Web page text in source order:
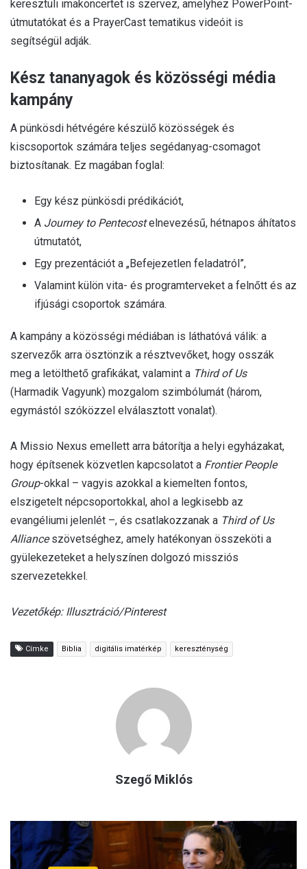
keresztüli imakoncertet is szervez, amelyhez PowerPoint-
útmutatókat és a PrayerCast tematikus videóit is
segítségül adják.
Kész tananyagok és közösségi média
kampány
A pünkösdi hétvégére készülő közösségek és
kiscsoportok számára teljes segédanyag-csomagot
biztosítanak. Ez magában foglal:
Egy kész pünkösdi prédikációt,
A Journey to Pentecostelnevezésű, hétnapos áhítatos
útmutatót,
Egy prezentációt a „Befejezetlen feladatról”,
Valamint külön vita- és programterveket a felnőtt és az
ifjúsági csoportok számára.
A kampány a közösségi médiában is láthatóvá válik: a
szervezők arra ösztönzik a résztvevőket, hogy osszák
meg a letölthető grafikákat, valamint a Third of Us
(Harmadik Vagyunk) mozgalom szimbólumát (három,
egymástól szóközzel elválasztott vonalat).
A Missio Nexus emellett arra bátorítja a helyi egyházakat,
hogy építsenek közvetlen kapcsolatot a Frontier People
Group-okkal – vagyis azokkal a kiemelten fontos,
elszigetelt népcsoportokkal, ahol a legkisebb az
evangéliumi jelenlét –, és csatlakozzanak a Third of Us
Allianceszövetséghez, amely hatékonyan összeköti a
gyülekezeteket a helyszínen dolgozó missziós
szervezetekkel.
Vezetőkép: Illusztráció/Pinterest
Címke Biblia digitális imatérkép kereszténység
Szegő Miklós